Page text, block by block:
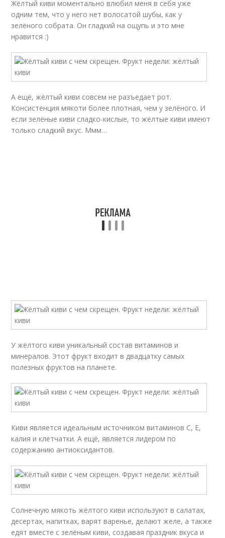
Жёлтый киви моментально влюбил меня в себя уже
одним тем, что у него нет волосатой шубы, как у
зелёного собрата. Он гладкий на ощупь и это мне
нравится :)
А ещё, жёлтый киви совсем не разъедает рот.
Консистенция мякоти более плотная, чем у зелёного. И
если зелёные киви сладко-кислые, то жёлтые киви имеют
только сладкий вкус. Ммм…
У жёлтого киви уникальный состав витаминов и
минералов. Этот фрукт входит в двадцатку самых
полезных фруктов на планете.
Киви является идеальным источником витаминов С, Е,
калия и клетчатки. А ещё, является лидером по
содержанию антиоксидантов.
Солнечную мякоть жёлтого киви используют в салатах,
десертах, напитках, варят варенье, делают желе, а также
едят вместе с зелёным киви, создавая праздник вкуса и